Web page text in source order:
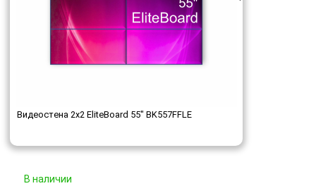
Видеостена 2x2 EliteBoard 55" BK557FFLE
В наличии